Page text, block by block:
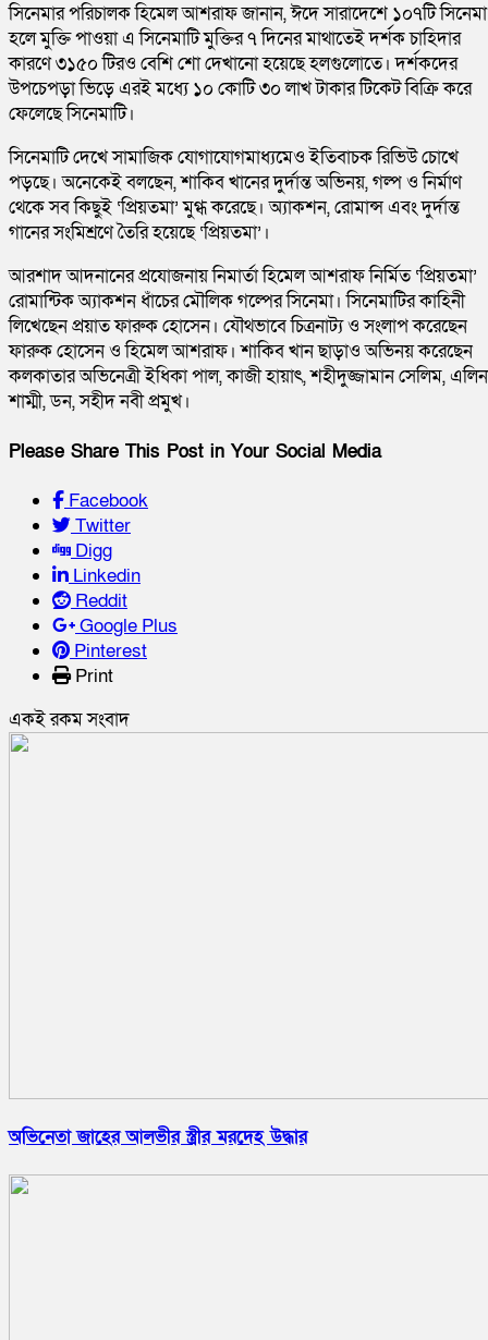
সিনেমার পরিচালক হিমেল আশরাফ জানান, ঈদে সারাদেশে ১০৭টি সিনেমা
হলে মুক্তি পাওয়া এ সিনেমাটি মুক্তির ৭ দিনের মাথাতেই দর্শক চাহিদার
কারণে ৩১৫০ টিরও বেশি শো দেখানো হয়েছে হলগুলোতে। দর্শকদের
উপচেপড়া ভিড়ে এরই মধ্যে ১০ কোটি ৩০ লাখ টাকার টিকেট বিক্রি করে
ফেলেছে সিনেমাটি।
সিনেমাটি দেখে সামাজিক যোগাযোগমাধ্যমেও ইতিবাচক রিভিউ চোখে
পড়ছে। অনেকেই বলছেন, শাকিব খানের দুর্দান্ত অভিনয়, গল্প ও নির্মাণ
থেকে সব কিছুই ‘প্রিয়তমা’ মুগ্ধ করেছে। অ্যাকশন, রোমান্স এবং দুর্দান্ত
গানের সংমিশ্রণে তৈরি হয়েছে ‘প্রিয়তমা’।
আরশাদ আদনানের প্রযোজনায় নিমার্তা হিমেল আশরাফ নির্মিত ‘প্রিয়তমা’
রোমান্টিক অ্যাকশন ধাঁচের মৌলিক গল্পের সিনেমা। সিনেমাটির কাহিনী
লিখেছেন প্রয়াত ফারুক হোসেন। যৌথভাবে চিত্রনাট্য ও সংলাপ করেছেন
ফারুক হোসেন ও হিমেল আশরাফ। শাকিব খান ছাড়াও অভিনয় করেছেন
কলকাতার অভিনেত্রী ইধিকা পাল, কাজী হায়াৎ, শহীদুজ্জামান সেলিম,
শাম্মী, ডন, সহীদ নবী প্রমুখ।
Please Share This Post in Your Social Media
Facebook
Twitter
Digg
Linkedin
Reddit
Google Plus
Pinterest
Print
একই রকম সংবাদ
অভিনেতা জাহের আলভীর স্ত্রীর মরদেহ উদ্ধার